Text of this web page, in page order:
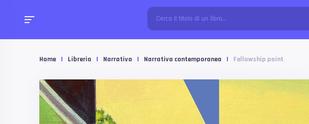
Home | Libreria | Narrativa | Narrativa contemporanea | Fellowship point